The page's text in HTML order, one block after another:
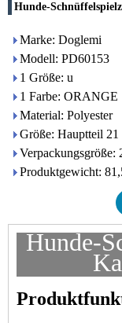
Hunde-
Marke: Doglemi
Modell: PD60153
1 Größe: u
1 Farbe: ORANGE
Material: Polyester
Größe: Hauptteil
Produktgewicht:
Hunde-